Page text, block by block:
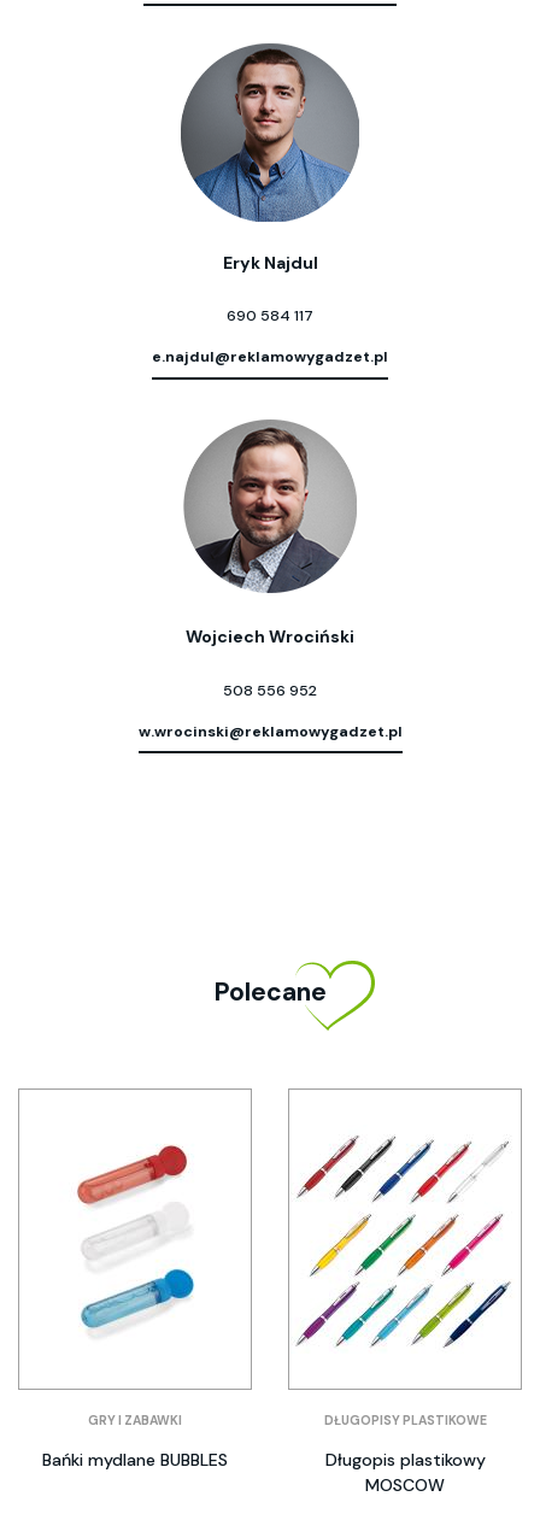
Eryk Najdul
690 584 117
e.najdul@reklamowygadzet.pl
Wojciech Wrociński
508 556 952
w.wrocinski@reklamowygadzet.pl
Polecane
GRY I ZABAWKI
Bańki mydlane BUBBLES
DŁUGOPISY PLASTIKOWE
Długopis plastikowy
MOSCOW